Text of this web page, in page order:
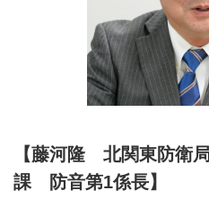
【藤河隆 北関東防
課 防音第1係長】